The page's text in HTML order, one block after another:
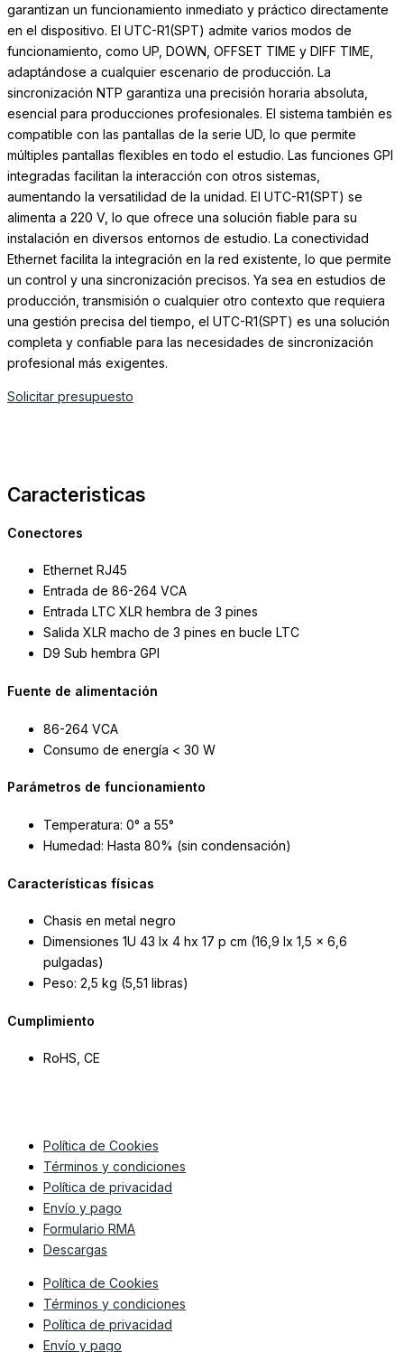
garantizan un funcionamiento inmediato y práctico directamente
en el dispositivo. El UTC-R1(SPT) admite varios modos de
funcionamiento, como UP, DOWN, OFFSET TIME y DIFF TIME,
adaptándose a cualquier escenario de producción. La
sincronización NTP garantiza una precisión horaria absoluta,
esencial para producciones profesionales. El sistema también es
compatible con las pantallas de la serie UD, lo que permite
múltiples pantallas flexibles en todo el estudio. Las funciones GPI
integradas facilitan la interacción con otros sistemas,
aumentando la versatilidad de la unidad. El UTC-R1(SPT) se
alimenta a 220 V, lo que ofrece una solución fiable para su
instalación en diversos entornos de estudio. La conectividad
Ethernet facilita la integración en la red existente, lo que permite
un control y una sincronización precisos. Ya sea en estudios de
producción, transmisión o cualquier otro contexto que requiera
una gestión precisa del tiempo, el UTC-R1(SPT) es una solución
completa y confiable para las necesidades de sincronización
profesional más exigentes.
Solicitar presupuesto
Caracteristicas
Conectores
Ethernet RJ45
Entrada de 86-264 VCA
Entrada LTC XLR hembra de 3 pines
Salida XLR macho de 3 pines en bucle LTC
D9 Sub hembra GPI
Fuente de alimentación
86-264 VCA
Consumo de energía < 30 W
Parámetros de funcionamiento
Temperatura: 0° a 55°
Humedad: Hasta 80% (sin condensación)
Características físicas
Chasis en metal negro
Dimensiones 1U 43 lx 4 hx 17 p cm (16,9 lx 1,5 x 6,6
pulgadas)
Peso: 2,5 kg (5,51 libras)
Cumplimiento
RoHS, CE
Política de Cookies
Términos y condiciones
Política de privacidad
Envío y pago
Formulario RMA
Descargas
Política de Cookies
Términos y condiciones
Política de privacidad
Envío y pago